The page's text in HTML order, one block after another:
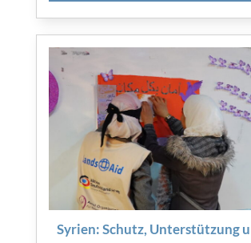
Syrien: Schutz, Unterstützung